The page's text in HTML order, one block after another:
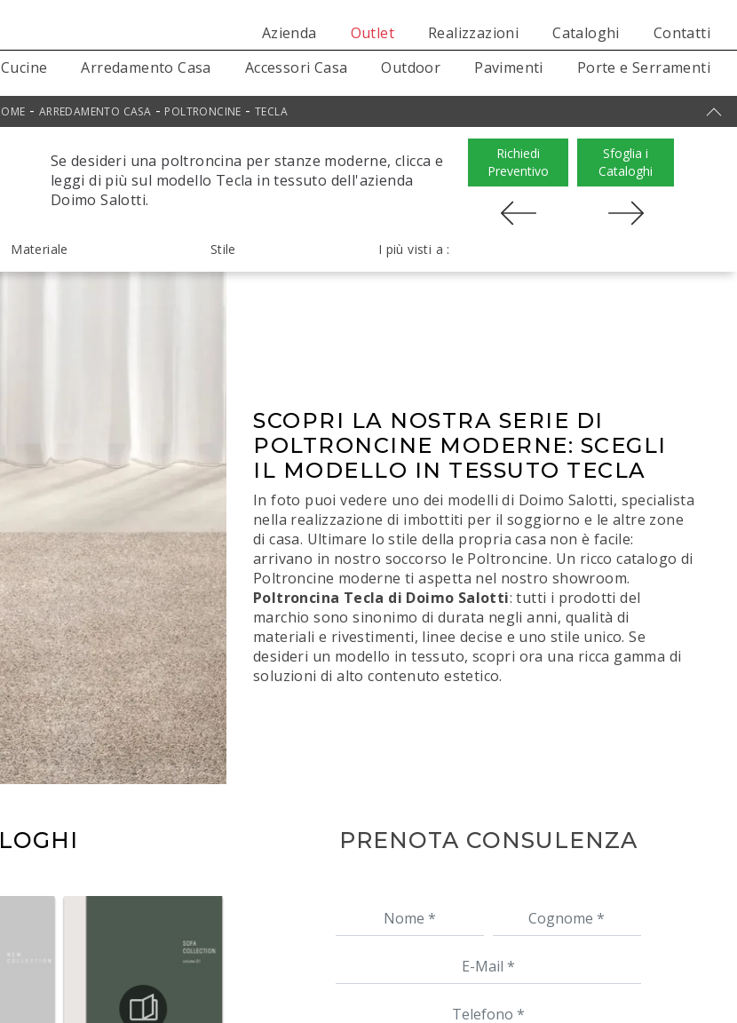
Azienda Outlet Realizzazioni Cataloghi
Contatti
Cucine
Arredamento Casa Accessori Casa Outdoor Pavimenti Porte e Serramenti
- ARREDAMENTO CASA - POLTRONCINE -TECLA
Se desideri una poltroncina per stanze moderne, clicca e
leggi di più sul modello Tecla in tessuto dell'azienda
Doimo Salotti.
Richiedi
Preventivo
Sfoglia i
Cataloghi
Materiale Stile I più visti a :
SCOPRI LA NOSTRA SERIE DI
POLTRONCINE MODERNE: SCEGLI
IL MODELLO IN TESSUTO TECLA
In foto puoi vedere uno dei modelli di Doimo Salotti, specialista
nella realizzazione di imbottiti per il soggiorno e le altre zone
di casa. Ultimare lo stile della propria casa non è facile:
arrivano in nostro soccorso le Poltroncine. Un ricco catalogo di
Poltroncine moderne ti aspetta nel nostro showroom.
Poltroncina Tecla di Doimo Salotti: tutti i prodotti del
marchio sono sinonimo di durata negli anni, qualità di
materiali e rivestimenti, linee decise e uno stile unico. Se
desideri un modello in tessuto, scopri ora una ricca gamma di
soluzioni di alto contenuto estetico.
PRENOTA CONSULENZA